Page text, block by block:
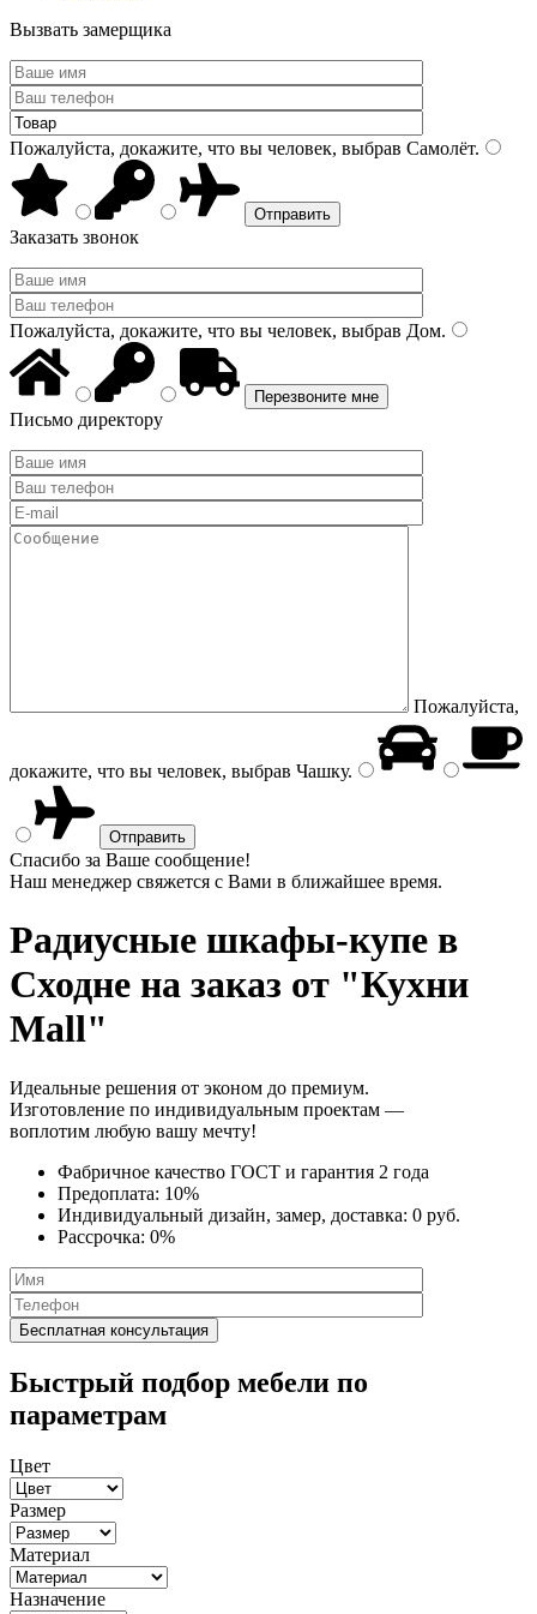
Вызвать замерщика
Пожалуйста, докажите, что вы человек, выбрав Самолёт.
Заказать звонок
Пожалуйста, докажите, что вы человек, выбрав Дом.
Письмо директору
Пожалуйста,
докажите, что вы человек, выбрав Чашку.
Спасибо за Ваше сообщение!
Наш менеджер свяжется с Вами в ближайшее время.
Радиусные шкафы-купе в
Сходне на заказ от "Кухни
Mall"
Идеальные решения от эконом до премиум.
Изготовление по индивидуальным проектам —
воплотим любую вашу мечту!
Фабричное качество ГОСТ и гарантия 2 года
Предоплата: 10%
Индивидуальный дизайн, замер, доставка: 0 руб.
Рассрочка: 0%
Быстрый подбор мебели по
параметрам
Цвет
Размер
Материал
Назначение